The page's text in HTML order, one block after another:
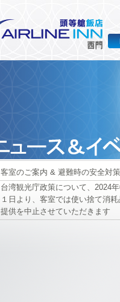
客室のご案内 & 避難時の安全対策
台湾観光庁政策について、2024年
１日より、客室では使い捨て消耗
提供を中止させていただきます